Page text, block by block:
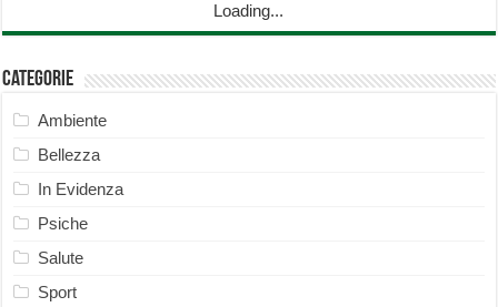
Loading...
Categorie
Ambiente
Bellezza
In Evidenza
Psiche
Salute
Sport